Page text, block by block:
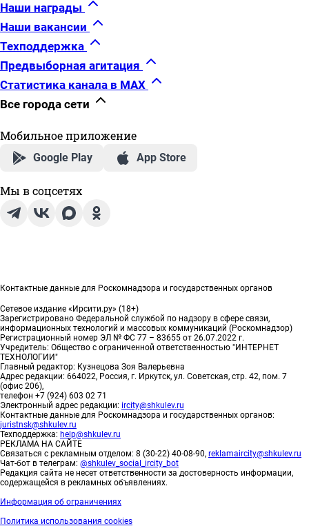
Наши награды
Наши вакансии
Техподдержка
Предвыборная агитация
Статистика канала в MAX
Все города сети
Мобильное приложение
Google Play App Store
Мы в соцсетях
Контактные данные для Роскомнадзора и государственных органов
Сетевое издание «Ирсити.ру» (18+)
Зарегистрировано Федеральной службой по надзору в сфере связи,
информационных технологий и массовых коммуникаций (Роскомнадзор)
Регистрационный номер ЭЛ № ФС 77 – 83655 от 26.07.2022 г.
Учредитель: Общество с ограниченной ответственностью "ИНТЕРНЕТ
ТЕХНОЛОГИИ"
Главный редактор: Кузнецова Зоя Валерьевна
Адрес редакции: 664022, Россия, г. Иркутск, ул. Советская, стр. 42, пом. 7
(офис 206),
телефон +7 (924) 603 02 71
Электронный адрес редакции: ircity@shkulev.ru
Контактные данные для Роскомнадзора и государственных органов:
juristnsk@shkulev.ru
Техподдержка: help@shkulev.ru
РЕКЛАМА НА САЙТЕ
Связаться с рекламным отделом: 8 (30-22) 40-08-90, reklamaircity@shkulev.ru
Чат-бот в телеграм: @shkulev_social_ircity_bot
Редакция сайта не несет ответственности за достоверность информации,
содержащейся в рекламных объявлениях.
Информация об ограничениях
Политика использования cookies